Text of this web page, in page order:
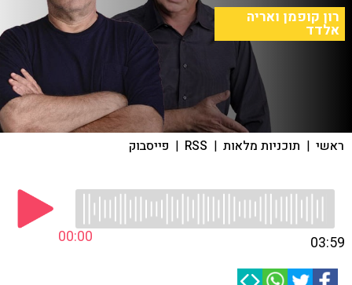
רון קופמן ואריה
אלדד
ראשי | תוכניות מלאות |
RSS
| פייסבוק
00:00 03:59